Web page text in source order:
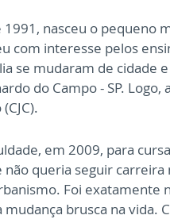
nasceu o pequeno
com interesse pelos
se mudaram de cidade
do Campo - SP.
em 2009, para
queria seguir carreira
Foi exatamente
brusca na vida.